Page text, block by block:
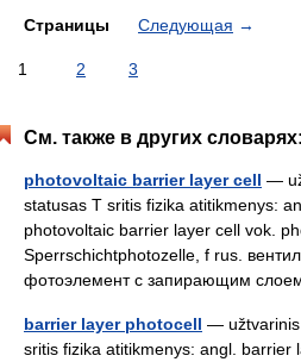
Страницы Следующая →
1 2 3
См. также в других словарях:
photovoltaic barrier layer cell —
statusas T sritis fizika atitikmenys:
photovoltaic barrier layer cell vok.
Sperrschichtphotozelle, f rus.
фотоэлемент с запирающим
barrier layer photocell — užtvarinis
sritis fizika atitikmenys: angl. barrier